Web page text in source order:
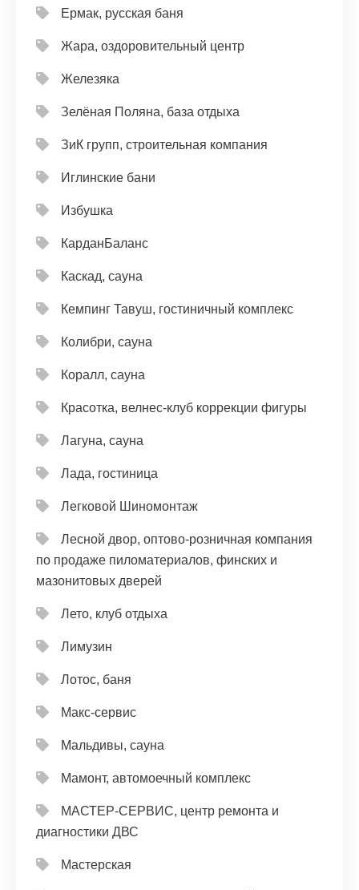
Ермак, русская баня
Жара, оздоровительный центр
Железяка
Зелёная Поляна, база отдыха
ЗиК групп, строительная компания
Иглинские бани
Избушка
КарданБаланс
Каскад, сауна
Кемпинг Тавуш, гостиничный комплекс
Колибри, сауна
Коралл, сауна
Красотка, велнес-клуб коррекции фигуры
Лагуна, сауна
Лада, гостиница
Легковой Шиномонтаж
Лесной двор, оптово-розничная компания
по продаже пиломатериалов, финских и
мазонитовых дверей
Лето, клуб отдыха
Лимузин
Лотос, баня
Макс-сервис
Мальдивы, сауна
Мамонт, автомоечный комплекс
МАСТЕР-СЕРВИС, центр ремонта и
диагностики ДВС
Мастерская